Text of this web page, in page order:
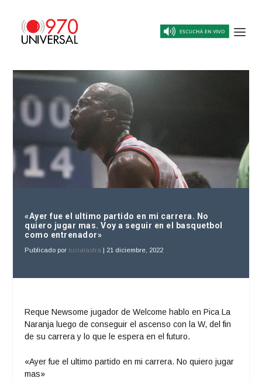
«Ayer fue el ultimo partido en mi carrera. No
quiero jugar mas. Voy a seguir en el basquetbol
como entrenador»
Publicado por lucialastra | 21 diciembre, 2022
Reque Newsome jugador de Welcome hablo en Pica La
Naranja luego de conseguir el ascenso con la W, del fin
de su carrera y lo que le espera en el futuro.
«Ayer fue el ultimo partido en mi carrera. No quiero jugar
mas»